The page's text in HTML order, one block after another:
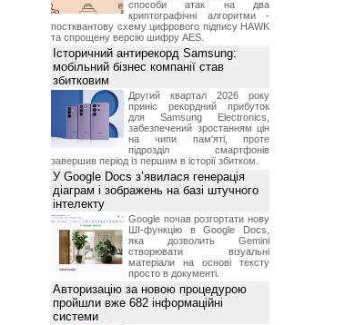
способи атак на два
криптографічні алгоритми -
постквантову схему цифрового підпису HAWK
та спрощену версію шифру AES.
Історичний антирекорд Samsung:
мобільний бізнес компанії став
збитковим
Другий квартал 2026 року
приніс рекордний прибуток
для Samsung Electronics,
забезпечений зростанням цін
на чипи пам'яті, проте
підрозділ смартфонів
завершив період із першим в історії збитком.
У Google Docs з’явилася генерація
діаграм і зображень на базі штучного
інтелекту
Google почав розгортати нову
ШІ-функцію в Google Docs,
яка дозволить Gemini
створювати візуальні
матеріали на основі тексту
просто в документі.
Авторизацію за новою процедурою
пройшли вже 682 інформаційні
системи